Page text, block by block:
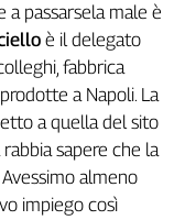
a passarsela male è
è il delegato
fabbrica
a Napoli. La
a quella del sito
sapere che la
almeno
impiego così